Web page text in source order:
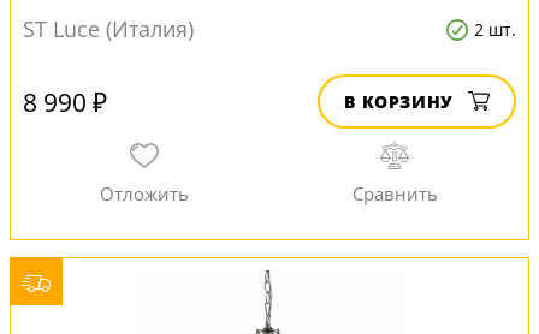
ST Luce (Италия)
2 шт.
8 990 ₽ В КОРЗИНУ